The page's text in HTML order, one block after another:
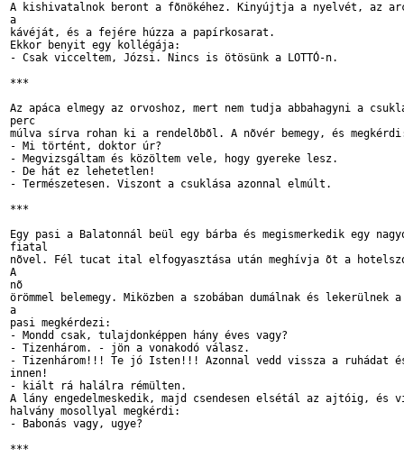
A kishivatalnok beront a fõnökéhez. Kinyújtja a nyelvét, az
a
kávéját, és a fejére húzza a papírkosarat.
Ekkor benyit egy kollégája:
- Csak vicceltem, Józsi. Nincs is ötösünk a LOTTÓ-n.
***
Az apáca elmegy az orvoshoz, mert nem tudja abbahagyni a
perc
múlva sírva rohan ki a rendelõbõl. A nõvér bemegy, és
- Mi történt, doktor úr?
- Megvizsgáltam és közöltem vele, hogy gyereke lesz.
- De hát ez lehetetlen!
- Természetesen. Viszont a csuklása azonnal elmúlt.
***
Egy pasi a Balatonnál beül egy bárba és megismerkedik egy
fiatal
nõvel. Fél tucat ital elfogyasztása után meghívja õt a
A
nõ
örömmel belemegy. Miközben a szobában dumálnak és lekerülnek
a
pasi megkérdezi:
- Mondd csak, tulajdonképpen hány éves vagy?
- Tizenhárom. - jön a vonakodó válasz.
- Tizenhárom!!! Te jó Isten!!! Azonnal vedd vissza a
innen!
- kiált rá halálra rémülten.
A lány engedelmeskedik, majd csendesen elsétál az ajtóig, és
halvány mosollyal megkérdi:
- Babonás vagy, ugye?
***